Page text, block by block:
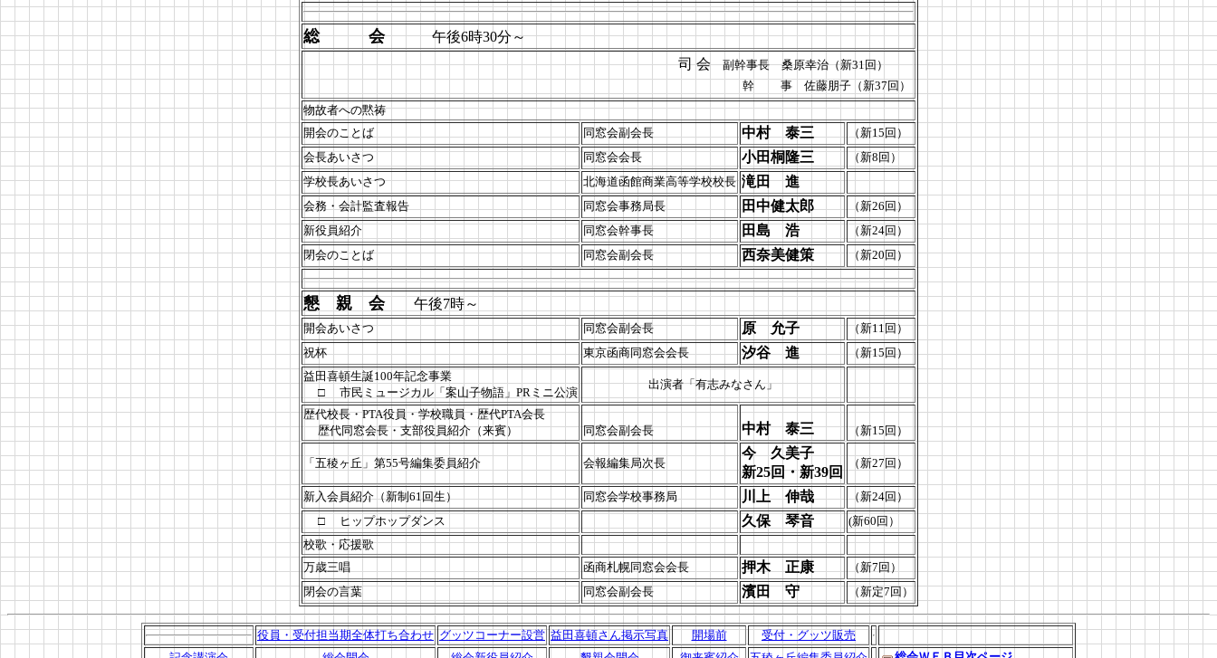
総 会午後6時30分～
司 会副幹事長 桑原幸治（新31回）
幹 事 佐藤朋子（新37回）
物故者への黙祷
開会のことば
同窓会副会長 中村 泰三
（新15回）
会長あいさつ
同窓会会長 小田桐隆三
（新8回）
学校長あいさつ
北海道函館商業高等学校校長 滝田 進
会務・会計監査報告 同窓会事務局長 田中健太郎
（新26回）
新役員紹介
同窓会幹事長 田島 浩
（新24回）
閉会のことば
同窓会副会長 西奈美健策 （新20回）
懇 親 会午後7時～
開会あいさつ 同窓会副会長 原 允子
（新11回）
祝杯
東京函商同窓会会長 汐谷 進
（新15回）
益田喜頓生誕100年記念事業
□ 市民ミュージカル「案山子物語」PRミニ公演
出演者「有志みなさん」
歴代校長・PTA役員・学校職員・歴代PTA会長
歴代同窓会長・支部役員紹介（来賓）
同窓会副会長 中村 泰三 （新15回）
「五稜ヶ丘」第55号編集委員紹介 会報編集局次長
今 久美子
新25回・新39回
（新27回）
新入会員紹介（新制61回生） 同窓会学校事務局 川上 伸哉
（新24回）
□ ヒップホップダンス
久保 琴音
(新60回）
校歌・応援歌
万歳三唱
函商札幌同窓会会長 押木 正康
（新7回）
閉会の言葉
同窓会副会長 濱田 守 （新定7回）
役員・受付担当期全体打ち合わせ グッツコーナー設営 益田喜頓さん掲示写真 開場前
受付・グッツ販売